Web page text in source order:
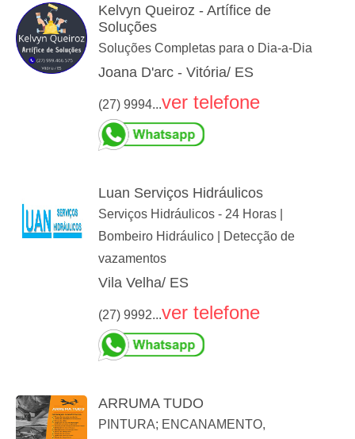
Kelvyn Queiroz - Artífice de
Soluções
Soluções Completas para o Dia-a-Dia
Joana D'arc - Vitória/ ES
(27) 9994...ver telefone
Luan Serviços Hidráulicos
Serviços Hidráulicos - 24 Horas |
Bombeiro Hidráulico | Detecção de
vazamentos
Vila Velha/ ES
(27) 9992...ver telefone
ARRUMA TUDO
PINTURA; ENCANAMENTO,